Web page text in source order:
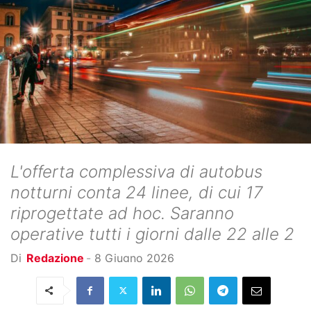
L'offerta complessiva di autobus
notturni conta 24 linee, di cui 17
riprogettate ad hoc. Saranno
operative tutti i giorni dalle 22 alle 2
Di Redazione - 8 Giugno 2026